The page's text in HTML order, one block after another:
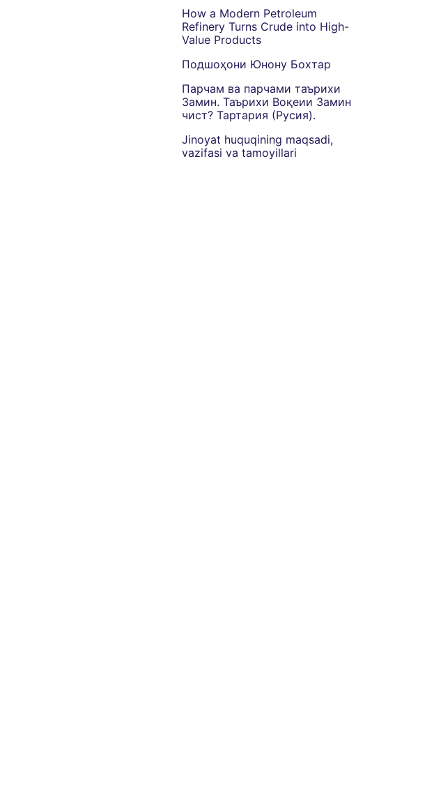
How a Modern Petroleum
Refinery Turns Crude into High-
Value Products
Подшоҳони Юнону Бохтар
Парчам ва парчами таърихи
Замин. Таърихи Воқеии Замин
чист? Тартария (Русия).
Jinoyat huquqining maqsadi,
vazifasi va tamoyillari